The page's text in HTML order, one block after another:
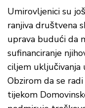
Umirovljenici su
ranjiva društvena
uprava budući da
sufinanciranje
ciljem uključivanja
Obzirom da se
tijekom